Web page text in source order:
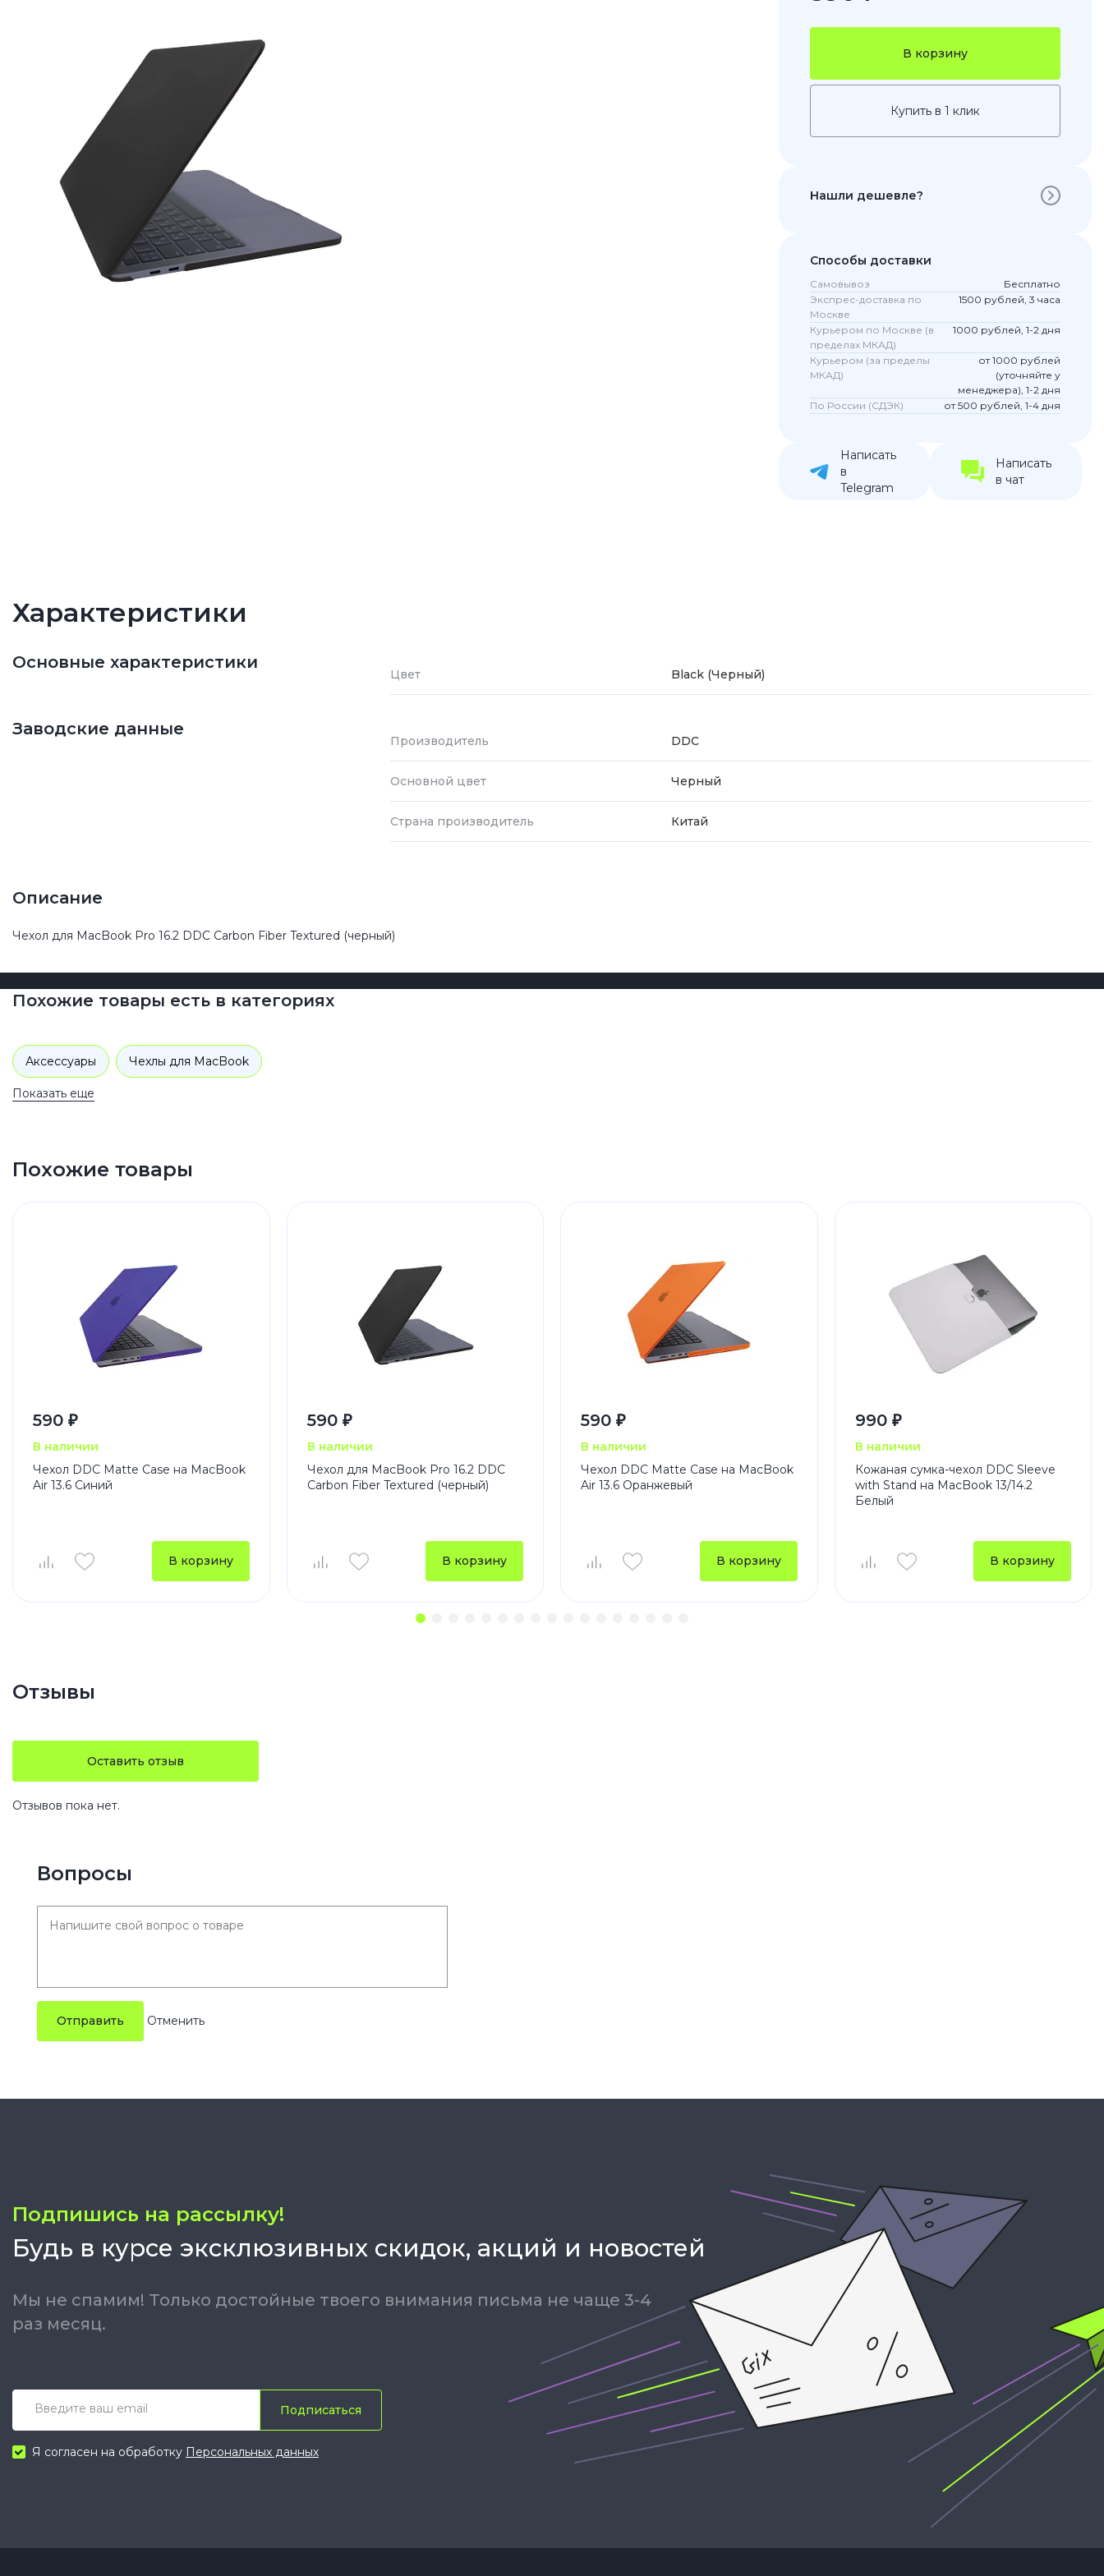
X Series
Внешние аккумуляторы
В корзину
Купить в 1 клик
Нашли дешевле?
Способы доставки
Самовывоз
Бесплатно
Экспрес-доставка по
Москве
1500 рублей, 3 часа
Курьером по Москве (в
пределах МКАД)
1000 рублей, 1-2 дня
Курьером (за пределы
МКАД)
от 1000 рублей
(уточняйте у
менеджера), 1-2 дня
По России (СДЭК)
от 500 рублей, 1-4 дня
Написать
в
Telegram
Написать
в чат
Характеристики
Основные характеристики
Цвет Black (Черный)
Заводские данные
Производитель DDC
Основной цвет Черный
Страна производитель Китай
Описание
Чехол для MacBook Pro 16.2 DDC Carbon Fiber Textured (черный)
Похожие товары есть в категориях
Аксессуары Чехлы для MacBook
Показать еще
Похожие товары
590 ₽
В наличии
Чехол DDC Matte Case на MacBook
Air 13.6 Синий
В корзину
590 ₽
В наличии
Чехол для MacBook Pro 16.2 DDC
Carbon Fiber Textured (черный)
В корзину
590 ₽
В наличии
Чехол DDC Matte Case на MacBook
Air 13.6 Оранжевый
В корзину
990 ₽
В наличии
Кожаная сумка-чехол DDC Sleeve
with Stand на MacBook 13/14.2
Белый
В корзину
Отзывы
Оставить отзыв
Отзывов пока нет.
Вопросы
Отправить
Подпишись на рассылку!
Будь в курсе эксклюзивных скидок, акций и новостей
Мы не спамим! Только достойные твоего внимания письма не чаще 3-4
раз месяц.
Подписаться
Я согласен на обработку Персональных данных